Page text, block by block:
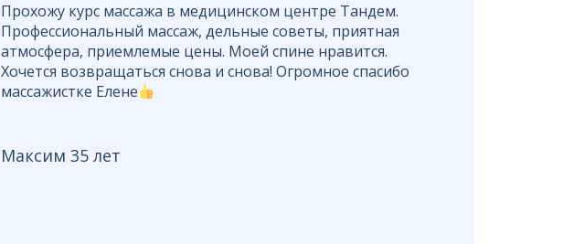
Прохожу курс массажа в медицинском центре Тандем.
Профессиональный массаж, дельные советы, приятная
атмосфера, приемлемые цены. Моей спине нравится.
Хочется возвращаться снова и снова! Огромное спасибо
массажистке Елене
Максим 35 лет